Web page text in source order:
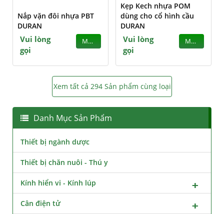
Nắp vặn đôi nhựa PBT
DURAN
Vui lòng
gọi
MUA
Kẹp Kech nhựa POM
dùng cho cổ hình cầu
DURAN
Vui lòng
gọi
MUA
Xem tất cả 294 Sản phẩm cùng loại
Danh Mục Sản Phẩm
Thiết bị ngành dược
Thiết bị chăn nuôi - Thú y
Kính hiển vi - Kính lúp
Cân điện tử